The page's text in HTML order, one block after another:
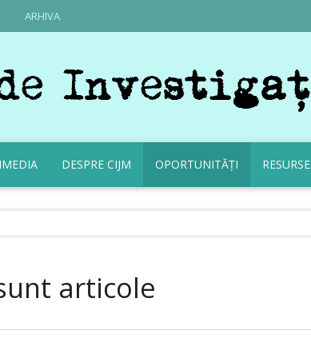
ARHIVA
DESPRE CIJM OPORTUNITĂȚI RESURSE
articole